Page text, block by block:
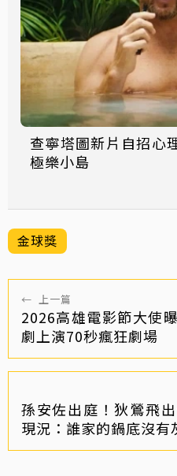
查寧塔圖新片自招心
極樂小島
金球獎
← 上一篇
2026高雄電影節大使
劇上演70秒瘋狂劇場
孫安佐出庭！狄鶯飛
現況：誰家的鍋底沒有